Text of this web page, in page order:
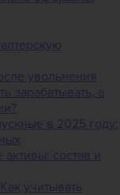
увольнения
зарабатывать, а
в 2025 году:
состав и
учитывать